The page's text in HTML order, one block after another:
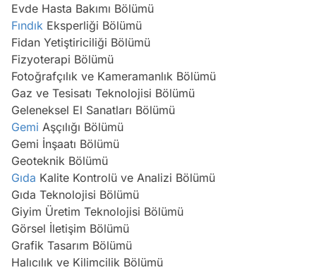
Evde Hasta Bakımı Bölümü
Fındık Eksperliği Bölümü
Fidan Yetiştiriciliği Bölümü
Fizyoterapi Bölümü
Fotoğrafçılık ve Kameramanlık Bölümü
Gaz ve Tesisatı Teknolojisi Bölümü
Geleneksel El Sanatları Bölümü
Gemi Aşçılığı Bölümü
Gemi İnşaatı Bölümü
Geoteknik Bölümü
Gıda Kalite Kontrolü ve Analizi Bölümü
Gıda Teknolojisi Bölümü
Giyim Üretim Teknolojisi Bölümü
Görsel İletişim Bölümü
Grafik Tasarım Bölümü
Halıcılık ve Kilimcilik Bölümü